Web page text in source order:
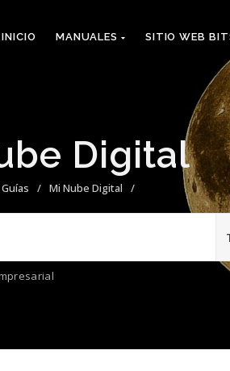
INICIO MANUALES SITIO WEB
Digital
Guías / Mi Nube Digital /